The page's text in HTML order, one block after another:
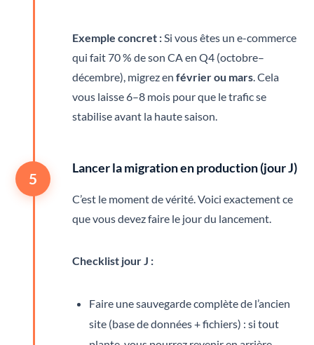
Exemple concret : Si vous êtes un e-commerce
qui fait 70 % de son CA en Q4 (octobre–
décembre), migrez enfévrier ou mars . Cela
vous laisse 6–8 mois pour que le trafic se
stabilise avant la haute saison.
5
Lancer la migration en production (jour J)
C’est le moment de vérité. Voici exactement ce
que vous devez faire le jour du lancement.
Checklist jour J :
Faire une sauvegarde complète de l’ancien
site (base de données + fichiers) : si tout